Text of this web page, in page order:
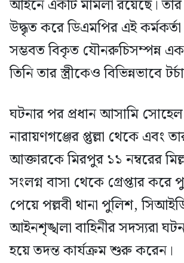
আইনে একটি মামলা রয়েছে। তার
উদ্ধৃত করে ডিএমপির এই
সম্ভবত বিকৃত যৌনরুচিসম্পন্ন
তিনি তার স্ত্রীকেও বিভিন্নভাবে
ঘটনার পর প্রধান আসামি সোহেল
নারায়ণগঞ্জের প্তুল্লা থেকে এবং তার
আক্তারকে মিরপুর ১১ নম্বরের
সংলগ্ন বাসা থেকে গ্রেপ্তার
পেয়ে পল্লবী থানা পুলিশ,
আইনশৃঙ্খলা বাহিনীর সদস্যরা
হয়ে তদন্ত কার্যক্রম শুরু করেন।